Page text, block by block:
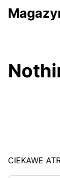
Przejdź do
CIEKAWE